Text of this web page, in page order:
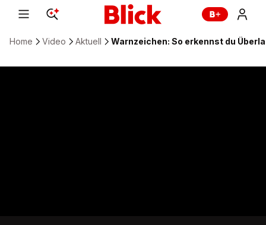
Home Video Aktuell Warnzeichen: So erkennst du